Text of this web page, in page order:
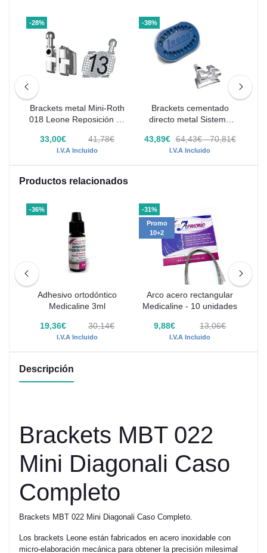
-28%
Brackets metal Mini-Roth
018 Leone Reposición 10
33,00€
41,78€
I.V.A Incluido
-38%
Brackets cementado
directo metal Sistema
Caso
43,89€ 64,43€ - 70,81€
I.V.A Incluido
Productos relacionados
-36%
Adhesivo ortodóntico
Medicaline 3ml
19,36€ 30,14€
I.V.A Incluido
-31%
Promo
10+2
Arco acero rectangular
Medicaline - 10 unidades
9,88€ 13,06€
I.V.A Incluido
Descripción
Brackets MBT 022
Mini Diagonali Caso
Completo
Brackets MBT 022 Mini Diagonali Caso Completo.
Los brackets Leone están fabricados en acero inoxidable con
micro-elaboración mecánica para obtener la precisión milesimal